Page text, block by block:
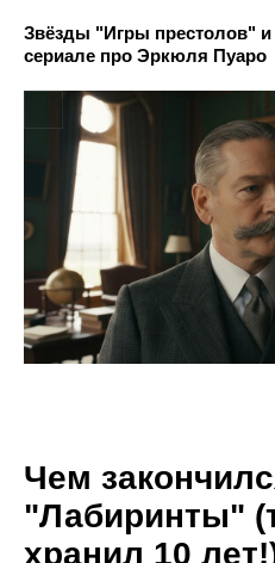
Звёзды "Игры престолов"
сериале про Эркюля Пуаро
Чем
"Лабиринты"
хранил 10